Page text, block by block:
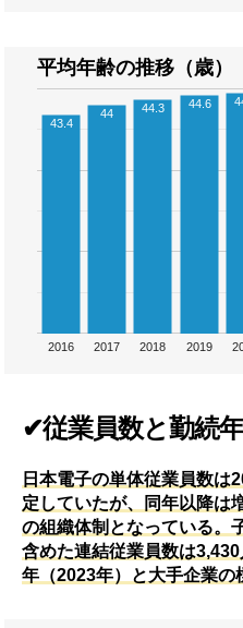
平均年齢の推移（歳）
2016 2017 2018 2019
43.4
44 44.3 44.6
✔従業員数と勤続
日本電子の単体従業員数は
定していたが、同年以降は
の組織体制となっている。
含めた連結従業員数は
年（2023年）と大手企業の